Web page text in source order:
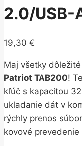
2.0/USB-
19,30 €
Maj všetky
Patriot TAB200!
kľúč s kapacitou
ukladanie dát v
rýchly prenos
kovové